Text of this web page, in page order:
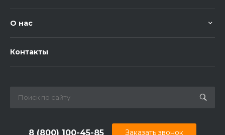
О нас
Контакты
8 (800) 100-45-85 Заказать звонок